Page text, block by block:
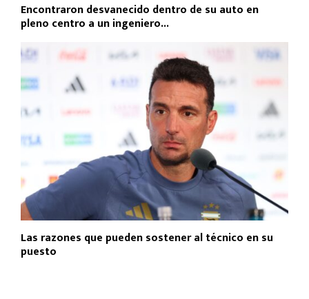
Encontraron desvanecido dentro de su auto en
pleno centro a un ingeniero...
Las razones que pueden sostener al técnico en su
puesto